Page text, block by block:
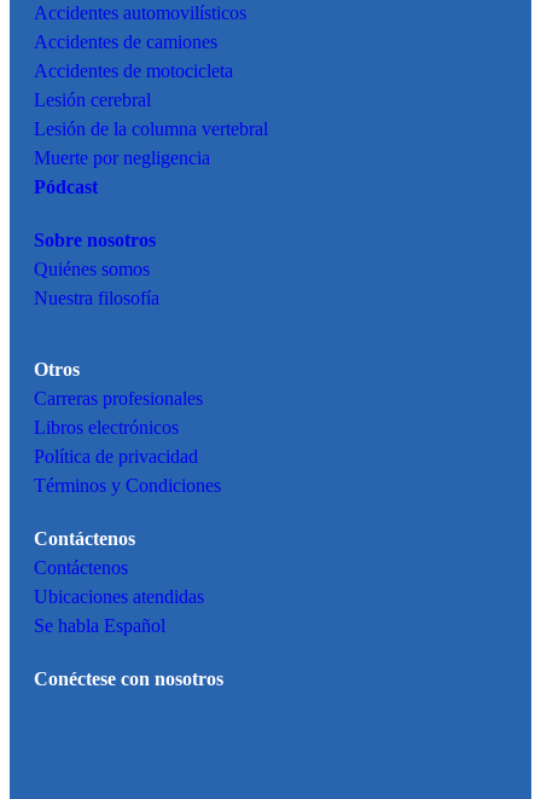
Accidentes automovilísticos
Accidentes de camiones
Accidentes de motocicleta
Lesión cerebral
Lesión de la columna vertebral
Muerte por negligencia
Pódcast
Sobre nosotros
Quiénes somos
Nuestra filosofía
Otros
Carreras profesionales
Libros electrónicos
Política de privacidad
Términos y Condiciones
Contáctenos
Contáctenos
Ubicaciones atendidas
Se habla Español
Conéctese con nosotros